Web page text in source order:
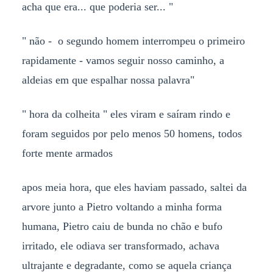
acha que era... que poderia ser... "
" não - o segundo homem interrompeu o primeiro
rapidamente - vamos seguir nosso caminho, a
aldeias em que espalhar nossa palavra"
" hora da colheita " eles viram e saíram rindo e
foram seguidos por pelo menos 50 homens, todos
forte mente armados
apos meia hora, que eles haviam passado, saltei da
arvore junto a Pietro voltando a minha forma
humana, Pietro caiu de bunda no chão e bufo
irritado, ele odiava ser transformado, achava
ultrajante e degradante, como se aquela criança